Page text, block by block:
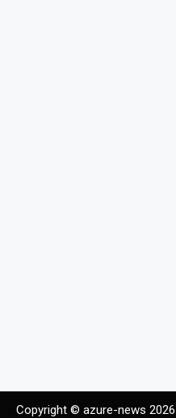
Copyright © azure-news 2026